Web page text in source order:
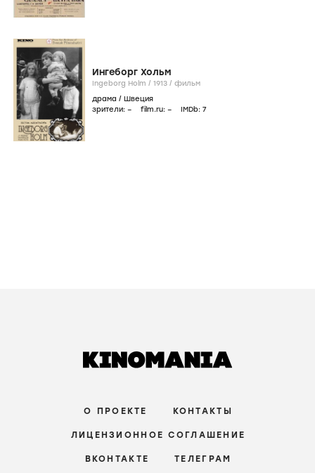
Ингеборг Хольм
Ingeborg Holm / 1913 / фильм
драма / Швеция
зрители: – film.ru: – IMDb: 7
О ПРОЕКТЕ КОНТАКТЫ
ЛИЦЕНЗИОННОЕ СОГЛАШЕНИЕ
ВКОНТАКТЕ ТЕЛЕГРАМ